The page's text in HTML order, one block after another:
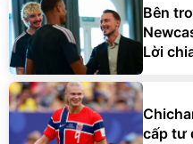
Bên
Lời
cấp tư